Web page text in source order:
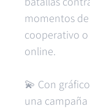
momentos
cooperativo
online.
💫 Con
una